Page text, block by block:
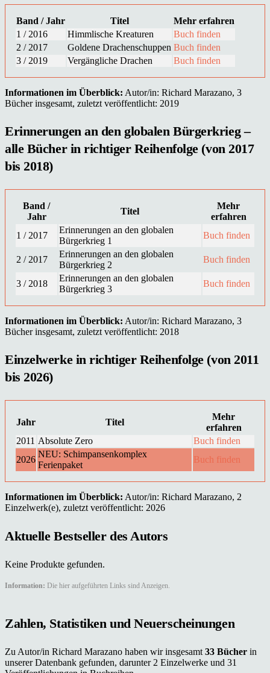
Band / Jahr Titel
Mehr erfahren
1 / 2016
Himmlische Kreaturen
Buch finden
2 / 2017
Goldene Drachenschuppen Buch finden
3 / 2019
Vergängliche Drachen Buch finden
Informationen im Überblick: Autor/in: Richard Marazano, 3
Bücher insgesamt, zuletzt veröffentlicht: 2019
Erinnerungen an den globalen Bürgerkrieg –
alle Bücher in richtiger Reihenfolge (von 2017
bis 2018)
Band /
Jahr
Titel
Mehr
erfahren
1 / 2017
Erinnerungen an den globalen
Bürgerkrieg 1
Buch finden
2 / 2017
Erinnerungen an den globalen
Bürgerkrieg 2
Buch finden
3 / 2018
Erinnerungen an den globalen
Bürgerkrieg 3
Buch finden
Informationen im Überblick: Autor/in: Richard Marazano, 3
Bücher insgesamt, zuletzt veröffentlicht: 2018
Einzelwerke in richtiger Reihenfolge (von 2011
bis 2026)
Jahr Titel
Mehr
erfahren
2011 Absolute Zero
Buch finden
2026
NEU: Schimpansenkomplex
Ferienpaket
Buch finden
Informationen im Überblick: Autor/in: Richard Marazano, 2
Einzelwerk(e), zuletzt veröffentlicht: 2026
Aktuelle Bestseller des Autors
Keine Produkte gefunden.
Information: Die hier aufgeführten Links sind Anzeigen.
Zahlen, Statistiken und Neuerscheinungen
Zu Autor/in Richard Marazano haben wir insgesamt 33 Bücher in
unserer Datenbank gefunden, darunter 2 Einzelwerke und 31